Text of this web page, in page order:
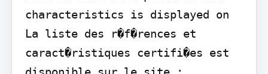
characteristics is displayed on
La liste des r�f�rences et
caract�ristiques certifi�es est